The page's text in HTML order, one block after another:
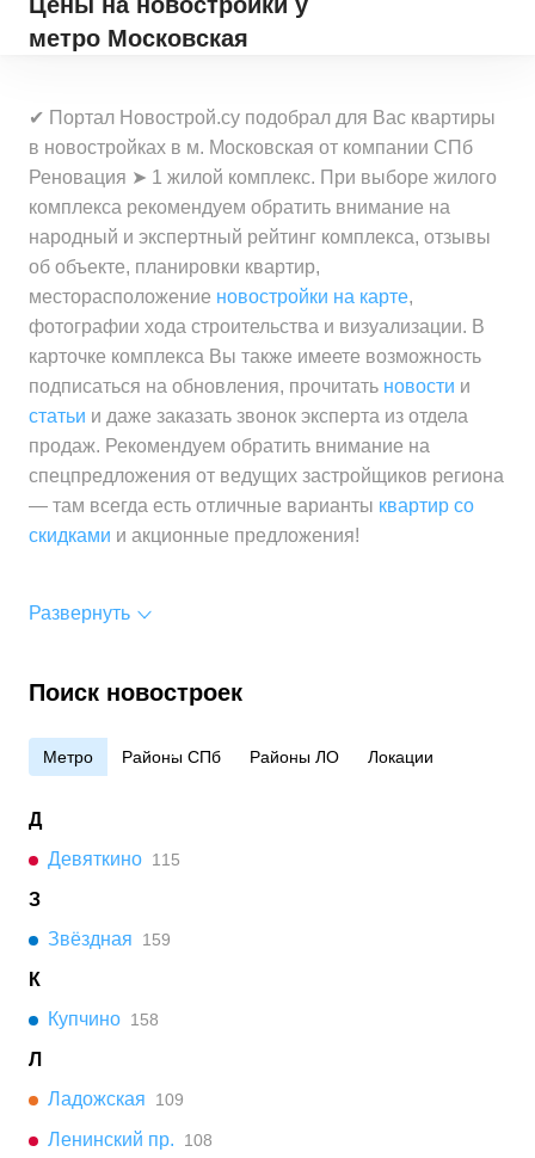
метро Московская
✔ Портал Новострой.су подобрал для Вас квартиры
в новостройках в м. Московская от компании СПб
Реновация ➤ 1 жилой комплекс. При выборе жилого
комплекса рекомендуем обратить внимание на
народный и экспертный рейтинг комплекса, отзывы
об объекте, планировки квартир,
месторасположение новостройки на карте,
фотографии хода строительства и визуализации. В
карточке комплекса Вы также имеете возможность
подписаться на обновления, прочитать новости и
статьи и даже заказать звонок эксперта из отдела
продаж. Рекомендуем обратить внимание на
спецпредложения от ведущих застройщиков региона
— там всегда есть отличные варианты квартир со
скидками и акционные предложения!
Развернуть
Поиск новостроек
Метро Районы СПб Районы ЛО Локации
Д
Девяткино 115
З
Звёздная
159
К
Купчино 158
Л
Ладожская
109
Ленинский пр. 108